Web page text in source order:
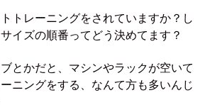
トレーニングをされていますか？し
イズの順番ってどう決めてます？
とかだと、マシンやラックが空いて
ニングをする、なんて方も多いんじ